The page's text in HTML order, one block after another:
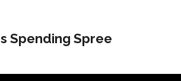
Spending Spree